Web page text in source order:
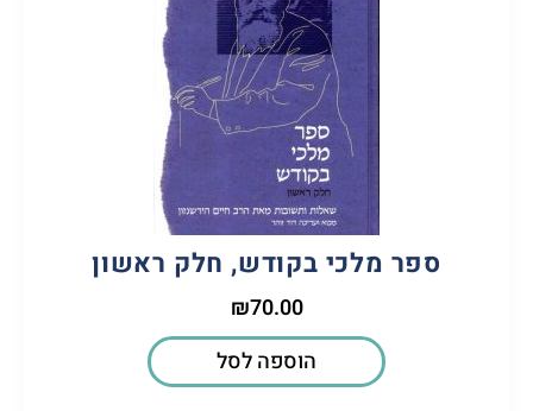
ספר מלכי בקודש, חלק ראשון
₪70.00
הוספה לסל